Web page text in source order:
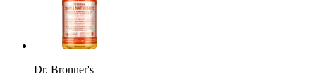
Dr. Bronner's